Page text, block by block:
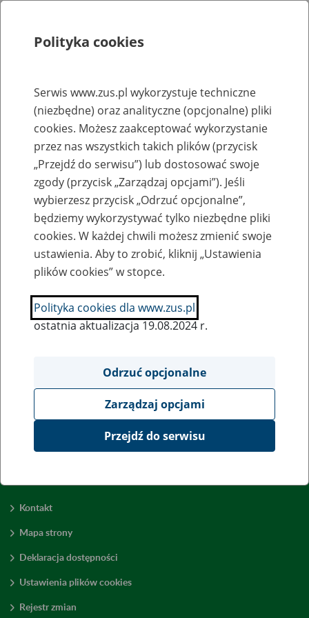
Rejestry, ewidencje i archiwa
Baza zlikwidowanych lub
przekształconych zakładów pracy
Nazwa zakładu pracy:
SZUKAJ
Wyświetl wszystkie
Kontakt
Mapa strony
Deklaracja dostępności
Ustawienia plików cookies
Rejestr zmian
Polityka cookies
Serwis www.zus.pl wykorzystuje techniczne
(niezbędne) oraz analityczne (opcjonalne) pliki
cookies. Możesz zaakceptować wykorzystanie
przez nas wszystkich takich plików (przycisk
„Przejdź do serwisu”) lub dostosować swoje
zgody (przycisk „Zarządzaj opcjami”). Jeśli
wybierzesz przycisk „Odrzuć opcjonalne”,
będziemy wykorzystywać tylko niezbędne pliki
cookies. W każdej chwili możesz zmienić swoje
ustawienia. Aby to zrobić, kliknij „Ustawienia
plików cookies” w stopce.
Polityka cookies dla www.zus.pl
ostatnia aktualizacja 19.08.2024 r.
Odrzuć opcjonalne
Zarządzaj opcjami
Przejdź do serwisu